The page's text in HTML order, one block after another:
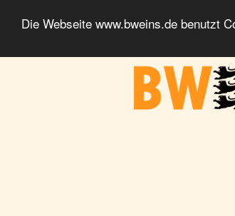
Die Webseite www.bweins.de benutzt
BWeins - Am Puls